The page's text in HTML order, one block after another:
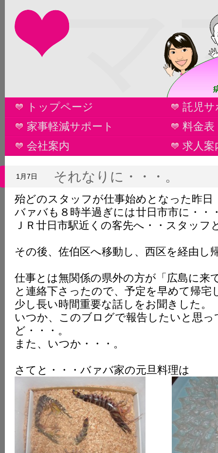
マ
トップページ
託児
家事軽減サポート
料金表
会社案内
求人案
それなりに・・・。
1月7日
殆どのスタッフが仕事始めとなった昨日
バァバも８時半過ぎには廿日市市に・・
ＪＲ廿日市駅近くの客先へ・・スタッフ
その後、佐伯区へ移動し、西区を経由し
仕事とは無関係の県外の方が「広島に来
と連絡下さったので、予定を早めて帰宅
少し長い時間重要な話しをお聞きした。
いつか、このブログで報告したいと思っ
ど・・・。
また、いつか・・・。
さてと・・・バァバ家の元旦料理は